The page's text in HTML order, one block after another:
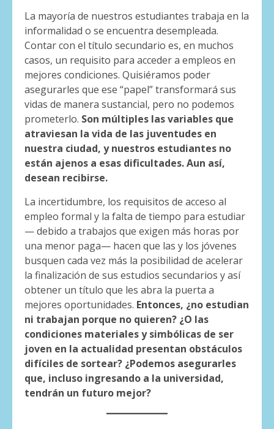
La mayoría de nuestros estudiantes trabaja en la
informalidad o se encuentra desempleada.
Contar con el título secundario es, en muchos
casos, un requisito para acceder a empleos en
mejores condiciones. Quisiéramos poder
asegurarles que ese “papel” transformará sus
vidas de manera sustancial, pero no podemos
prometerlo. Son múltiples las variables que
atraviesan la vida de las juventudes en
nuestra ciudad, y nuestros estudiantes no
están ajenos a esas dificultades. Aun así,
desean recibirse.
La incertidumbre, los requisitos de acceso al
empleo formal y la falta de tiempo para estudiar
— debido a trabajos que exigen más horas por
una menor paga— hacen que las y los jóvenes
busquen cada vez más la posibilidad de acelerar
la finalización de sus estudios secundarios y así
obtener un título que les abra la puerta a
mejores oportunidades. Entonces, ¿no estudian
ni trabajan porque no quieren? ¿O las
condiciones materiales y simbólicas de ser
joven en la actualidad presentan obstáculos
difíciles de sortear? ¿Podemos asegurarles
que, incluso ingresando a la universidad,
tendrán un futuro mejor?